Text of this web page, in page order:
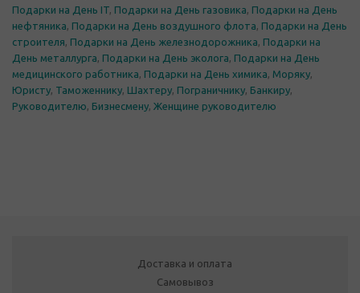
Подарки на День IT, Подарки на День газовика, Подарки на День
нефтяника, Подарки на День воздушного флота, Подарки на День
строителя, Подарки на День железнодорожника, Подарки на
День металлурга, Подарки на День эколога, Подарки на День
медицинского работника, Подарки на День химика, Моряку,
Юристу, Таможеннику, Шахтеру, Пограничнику, Банкиру,
Руководителю, Бизнесмену, Женщине руководителю
Доставка и оплата
Самовывоз